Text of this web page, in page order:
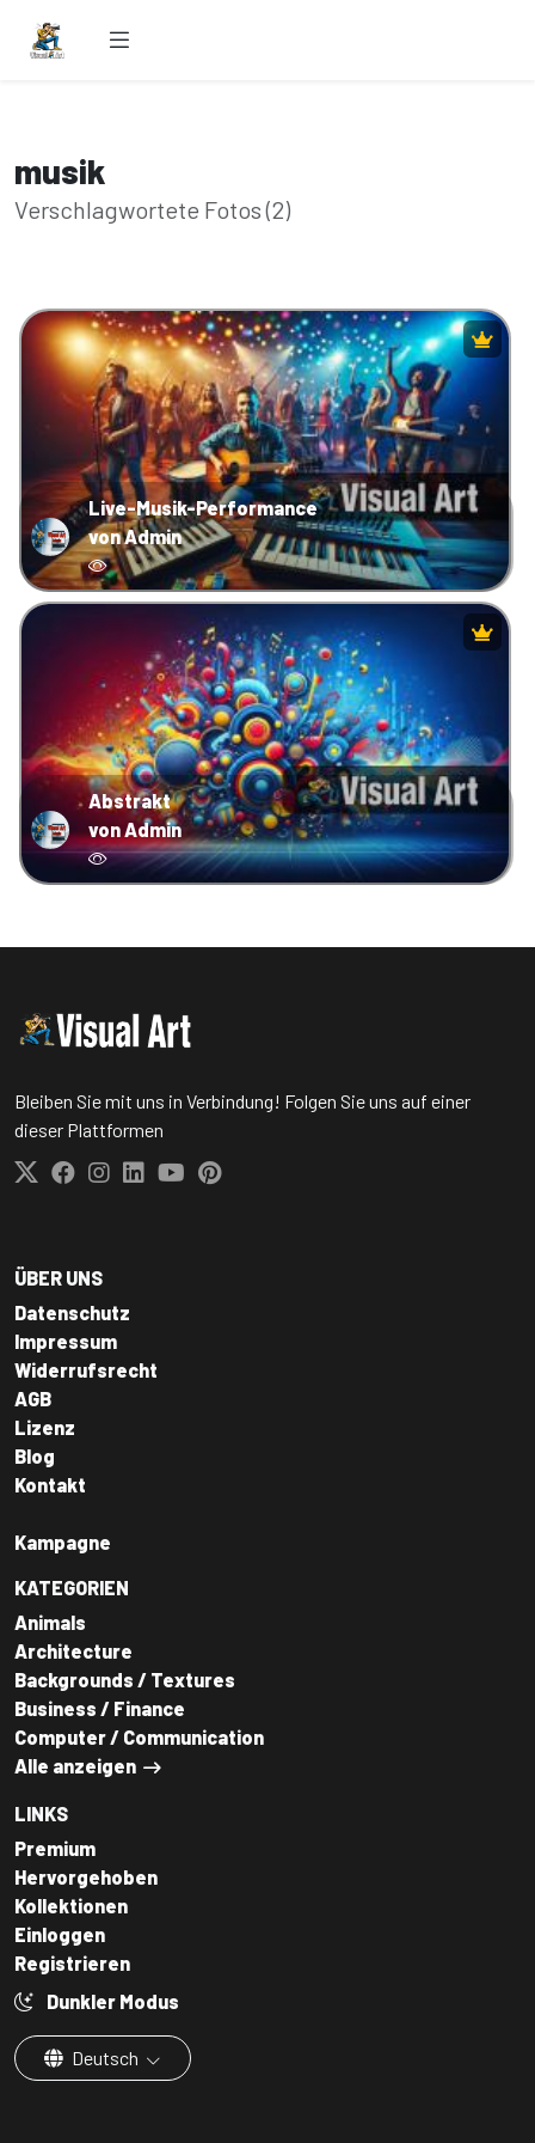
musik
Verschlagwortete Fotos (2)
Live-Musik-Performance
von Admin
Abstrakt
von Admin
Bleiben Sie mit uns in Verbindung! Folgen Sie uns auf einer
dieser Plattformen
ÜBER UNS
Datenschutz
Impressum
Widerrufsrecht
AGB
Lizenz
Blog
Kontakt
Kampagne
KATEGORIEN
Animals
Architecture
Backgrounds / Textures
Business / Finance
Computer / Communication
Alle anzeigen
LINKS
Premium
Hervorgehoben
Kollektionen
Einloggen
Registrieren
Dunkler Modus
Deutsch